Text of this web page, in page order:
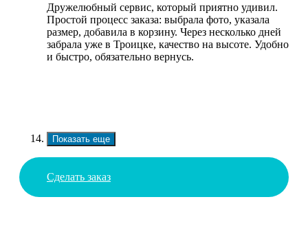
Дружелюбный сервис, который приятно удивил.
Простой процесс заказа: выбрала фото, указала
размер, добавила в корзину. Через несколько дней
забрала уже в Троицке, качество на высоте. Удобно
и быстро, обязательно вернусь.
Показать еще
Сделать заказ